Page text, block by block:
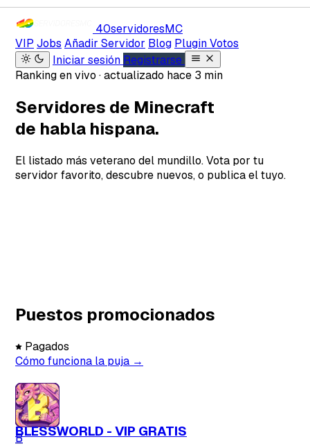
40servidoresMC
VIP Jobs Añadir Servidor Blog Plugin Votos
Iniciar sesión Registrarse
Ranking en vivo · actualizado hace 3 min
Servidores de Minecraft
de habla hispana.
El listado más veterano del mundillo. Vota por tu
servidor favorito, descubre nuevos, o publica el tuyo.
Puestos promocionados
Pagados
Cómo funciona la puja →
B
BLESSWORLD - VIP GRATIS